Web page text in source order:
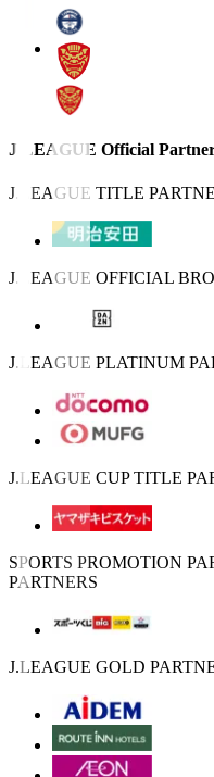
J.LEAGUE Official
J.LEAGUE TITLE
J.LEAGUE OFFICIAL
J.LEAGUE PLATINUM
J.LEAGUE CUP TITLE
SPORTS PROMOTION
PARTNERS
J.LEAGUE GOLD